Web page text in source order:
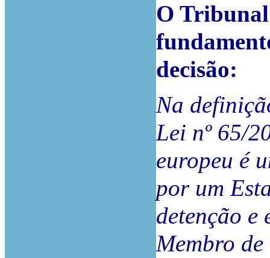
O
decisão:
Na
Lei nº 65/
europeu é
por um
detenção e
Membro